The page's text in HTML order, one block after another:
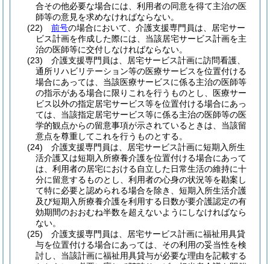
合その他必要な場合には、利用者の同意を得て主治の医
師等の意見を求めなければならない。
(22)
前号の場合において、介護支援専門員は、居宅サー
ビス計画を作成した際には、当該居宅サービス計画を主
治の医師等に交付しなければならない。
(23)
介護支援専門員は、居宅サービス計画に訪問看護、
通所リハビリテーション等の医療サービスを位置付ける
場合にあっては、当該医療サービスに係る主治の医師等
の指示がある場合に限りこれを行うものとし、医療サー
ビス以外の指定居宅サービス等を位置付ける場合にあっ
ては、当該指定居宅サービス等に係る主治の医師等の医
学的観点からの留意事項が示されているときは、当該留
意点を尊重してこれを行うものとする。
(24)
介護支援専門員は、居宅サービス計画に短期入所生
活介護又は短期入所療養介護を位置付ける場合にあって
は、利用者の居宅における自立した日常生活の維持に十
分に留意するものとし、利用者の心身の状況等を勘案し
て特に必要と認められる場合を除き、短期入所生活介護
及び短期入所療養介護を利用する日数が要介護認定の有
効期間のおおむね半数を超えないようにしなければなら
ない。
(25)
介護支援専門員は、居宅サービス計画に福祉用具貸
与を位置付ける場合にあっては、その利用の妥当性を検
討し、当該計画に福祉用具貸与が必要な理由を記載する